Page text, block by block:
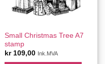
Small Christmas Tree A7
stamp
kr109,00 Ink.MVA